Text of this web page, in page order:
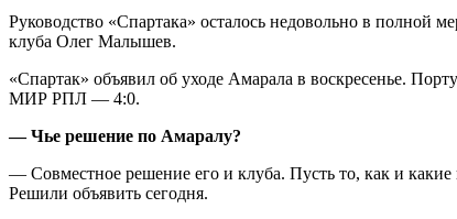
Руководство «Спартака» осталось недовольно в полной
клуба Олег Малышев.
«Спартак» объявил об уходе Амарала в воскресенье.
МИР РПЛ — 4:0.
— Чье решение по Амаралу?
— Совместное решение его и клуба. Пусть то, как и
Решили объявить сегодня.